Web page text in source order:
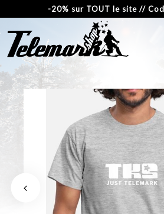
-20% sur TOUT le site //